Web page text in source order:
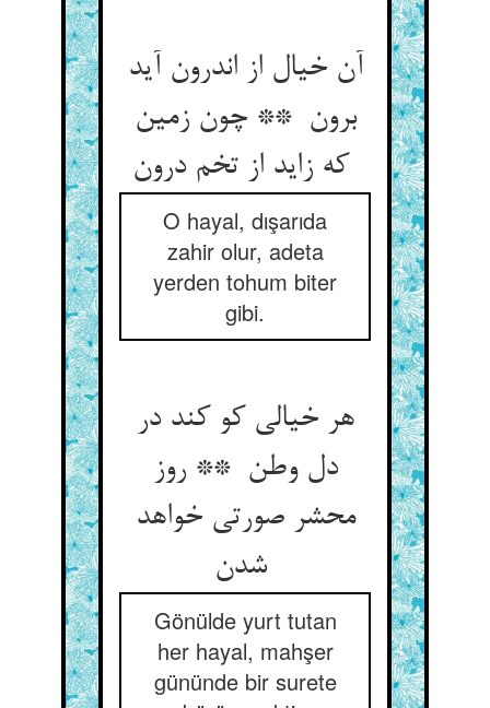
آن خیال از اندرون آید
برون ** چون زمین
O hayal, dışarıda
zahir olur, adeta
yerden tohum biter
gibi.
هر خیالی کو کند در
دل وطن ** روز
محشر صورتی خواهد
شدن
Gönülde yurt tutan
her hayal, mahşer
gününde bir surete